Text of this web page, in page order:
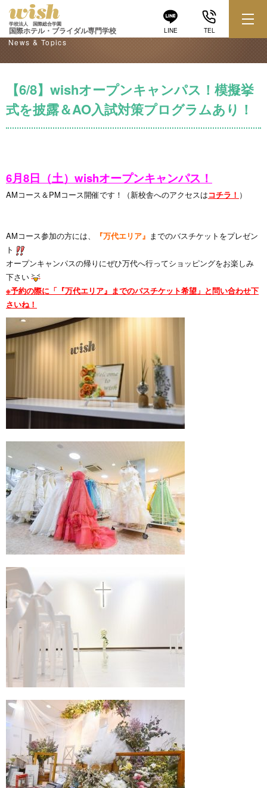
LINE TEL
学校法人 国際総合学園
国際ホテル・ブライダル専門学校
学校からのお知らせ
News & Topics
【6/8】wishオープンキャンパス！模擬挙
式を披露＆AO入試対策プログラムあり！
6月8日（土）wishオープンキャンパス！
AMコース＆PMコース開催です！（新校舎へのアクセスはコチラ！ ）
AMコース参加の方には、 『万代エリア』 までのバスチケットをプレゼン
ト
オープンキャンパスの帰りにぜひ万代へ行ってショッピングをお楽しみ
下さい
※予約の際に「『万代エリア』までのバスチケット希望」と問い合わせ下
さいね！